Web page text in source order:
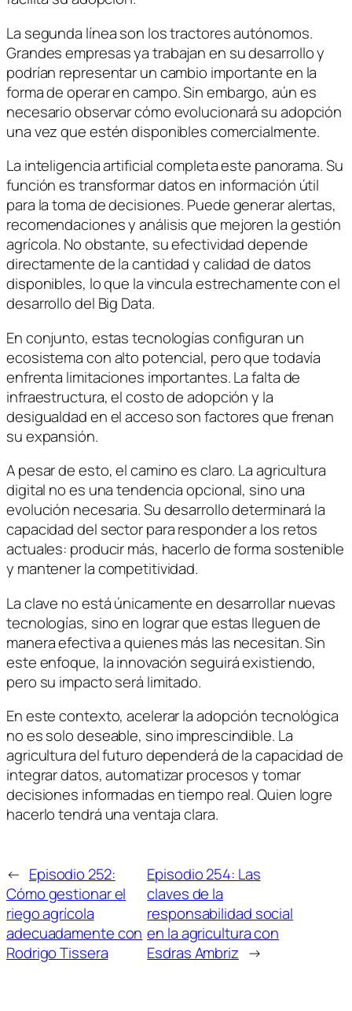
La segunda línea son los tractores autónomos.
Grandes empresas ya trabajan en su desarrollo y
podrían representar un cambio importante en la
forma de operar en campo. Sin embargo, aún es
necesario observar cómo evolucionará su adopción
una vez que estén disponibles comercialmente.
La inteligencia artificial completa este panorama. Su
función es transformar datos en información útil
para la toma de decisiones. Puede generar alertas,
recomendaciones y análisis que mejoren la gestión
agrícola. No obstante, su efectividad depende
directamente de la cantidad y calidad de datos
disponibles, lo que la vincula estrechamente con el
desarrollo del Big Data.
En conjunto, estas tecnologías configuran un
ecosistema con alto potencial, pero que todavía
enfrenta limitaciones importantes. La falta de
infraestructura, el costo de adopción y la
desigualdad en el acceso son factores que frenan
su expansión.
A pesar de esto, el camino es claro. La agricultura
digital no es una tendencia opcional, sino una
evolución necesaria. Su desarrollo determinará la
capacidad del sector para responder a los retos
actuales: producir más, hacerlo de forma sostenible
y mantener la competitividad.
La clave no está únicamente en desarrollar nuevas
tecnologías, sino en lograr que estas lleguen de
manera efectiva a quienes más las necesitan. Sin
este enfoque, la innovación seguirá existiendo,
pero su impacto será limitado.
En este contexto, acelerar la adopción tecnológica
no es solo deseable, sino imprescindible. La
agricultura del futuro dependerá de la capacidad de
integrar datos, automatizar procesos y tomar
decisiones informadas en tiempo real. Quien logre
hacerlo tendrá una ventaja clara.
← Episodio 252:
Cómo gestionar el
riego agrícola
adecuadamente con
Rodrigo Tissera
Episodio 254: Las
claves de la
responsabilidad social
en la agricultura con
Esdras Ambriz →